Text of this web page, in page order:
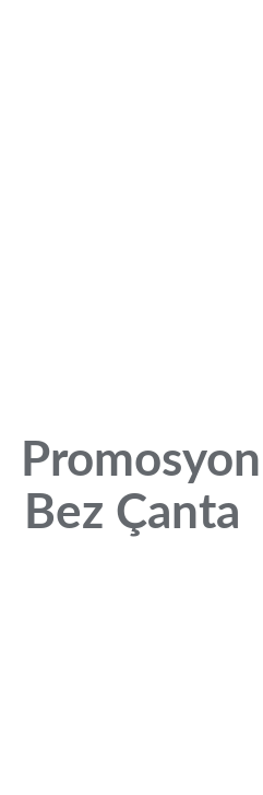
Promosyon
Bez Çanta